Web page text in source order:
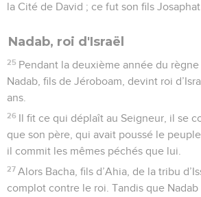
la Cité de David ; ce fut son fils
Nadab, roi d'Israël
25 Pendant la deuxième année du règne
Nadab, fils de Jéroboam, devint roi
ans.
26 Il fit ce qui déplaît au Seigneur, il se
que son père, qui avait poussé le
il commit les mêmes péchés que lui.
27 Alors Bacha, fils d’Ahia, de la tribu
complot contre le roi. Tandis que Nadab